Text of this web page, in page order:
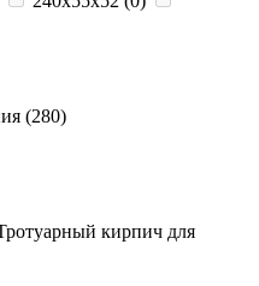
(280)
кирпич для